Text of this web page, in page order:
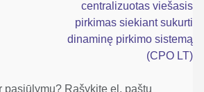
centralizuotas viešasis
pirkimas siekiant sukurti
dinaminę pirkimo sistemą
(CPO LT)
pasiūlymų? Rašykite el. paštu